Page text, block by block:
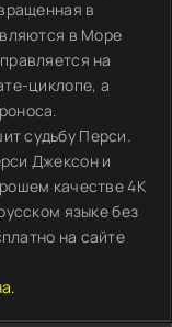
в
в Море
на
циклопе, а
судьбу Перси.
Джексон и
качестве 4K
языке без
на сайте